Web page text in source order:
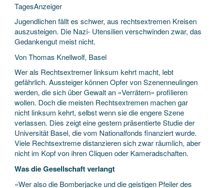
TagesAnzeiger
Jugendlichen fällt es schwer, aus rechtsextremen Kreisen
auszusteigen. Die Nazi- Utensilien verschwinden zwar, das
Gedankengut meist nicht.
Von Thomas Knellwolf, Basel
Wer als Rechtsextremer linksum kehrt macht, lebt
gefährlich. Aussteiger können Opfer von Szenenneulingen
werden, die sich über Gewalt an «Verrätern» profilieren
wollen. Doch die meisten Rechtsextremen machen gar
nicht linksum kehrt, selbst wenn sie die engere Szene
verlassen. Dies zeigt eine gestern präsentierte Studie der
Universität Basel, die vom Nationalfonds finanziert wurde.
Viele Rechtsextreme distanzieren sich zwar räumlich, aber
nicht im Kopf von ihren Cliquen oder Kameradschaften.
Was die Gesellschaft verlangt
«Wer also die Bomberjacke und die geistigen Pfeiler des